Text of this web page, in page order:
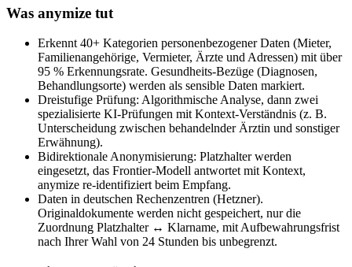
Was anymize tut
Erkennt 40+ Kategorien personenbezogener Daten (Mieter,
Familienangehörige, Vermieter, Ärzte und Adressen) mit über
95 % Erkennungsrate. Gesundheits-Bezüge (Diagnosen,
Behandlungsorte) werden als sensible Daten markiert.
Dreistufige Prüfung: Algorithmische Analyse, dann zwei
spezialisierte KI-Prüfungen mit Kontext-Verständnis (z. B.
Unterscheidung zwischen behandelnder Ärztin und sonstiger
Erwähnung).
Bidirektionale Anonymisierung: Platzhalter werden
eingesetzt, das Frontier-Modell antwortet mit Kontext,
anymize re-identifiziert beim Empfang.
Daten in deutschen Rechenzentren (Hetzner).
Originaldokumente werden nicht gespeichert, nur die
Zuordnung Platzhalter ↔ Klarname, mit Aufbewahrungsfrist
nach Ihrer Wahl von 24 Stunden bis unbegrenzt.